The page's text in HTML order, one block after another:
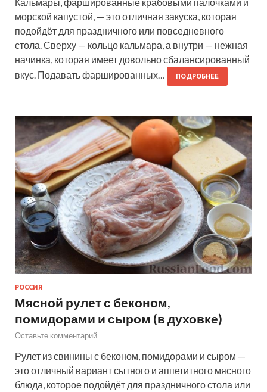
Кальмары, фаршированные крабовыми палочками и
морской капустой, — это отличная закуска, которая
подойдёт для праздничного или повседневного
стола. Сверху — кольцо кальмара, а внутри — нежная
начинка, которая имеет довольно сбалансированный
вкус. Подавать фаршированных…
ПОДРОБНЕЕ
РОССИЯ
Мясной рулет с беконом,
помидорами и сыром (в духовке)
Оставьте комментарий
Рулет из свинины с беконом, помидорами и сыром —
это отличный вариант сытного и аппетитного мясного
блюда, которое подойдёт для праздничного стола или